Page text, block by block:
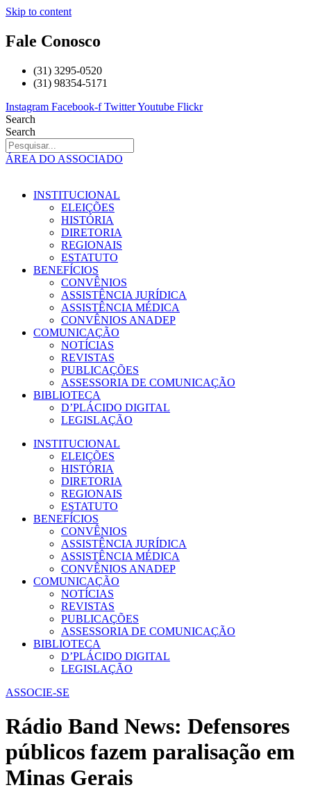
Skip to content
Fale Conosco
(31) 3295-0520
(31) 98354-5171
Instagram Facebook-f TwitterYoutube Flickr
Search
Search
ÁREA DO ASSOCIADO
INSTITUCIONAL
ELEIÇÕES
HISTÓRIA
DIRETORIA
REGIONAIS
ESTATUTO
BENEFÍCIOS
CONVÊNIOS
ASSISTÊNCIA JURÍDICA
ASSISTÊNCIA MÉDICA
CONVÊNIOS ANADEP
COMUNICAÇÃO
NOTÍCIAS
REVISTAS
PUBLICAÇÕES
ASSESSORIA DE COMUNICAÇÃO
BIBLIOTECA
D’PLÁCIDO DIGITAL
LEGISLAÇÃO
INSTITUCIONAL
ELEIÇÕES
HISTÓRIA
DIRETORIA
REGIONAIS
ESTATUTO
BENEFÍCIOS
CONVÊNIOS
ASSISTÊNCIA JURÍDICA
ASSISTÊNCIA MÉDICA
CONVÊNIOS ANADEP
COMUNICAÇÃO
NOTÍCIAS
REVISTAS
PUBLICAÇÕES
ASSESSORIA DE COMUNICAÇÃO
BIBLIOTECA
D’PLÁCIDO DIGITAL
LEGISLAÇÃO
ASSOCIE-SE
Rádio Band News: Defensores
públicos fazem paralisação em
Minas Gerais